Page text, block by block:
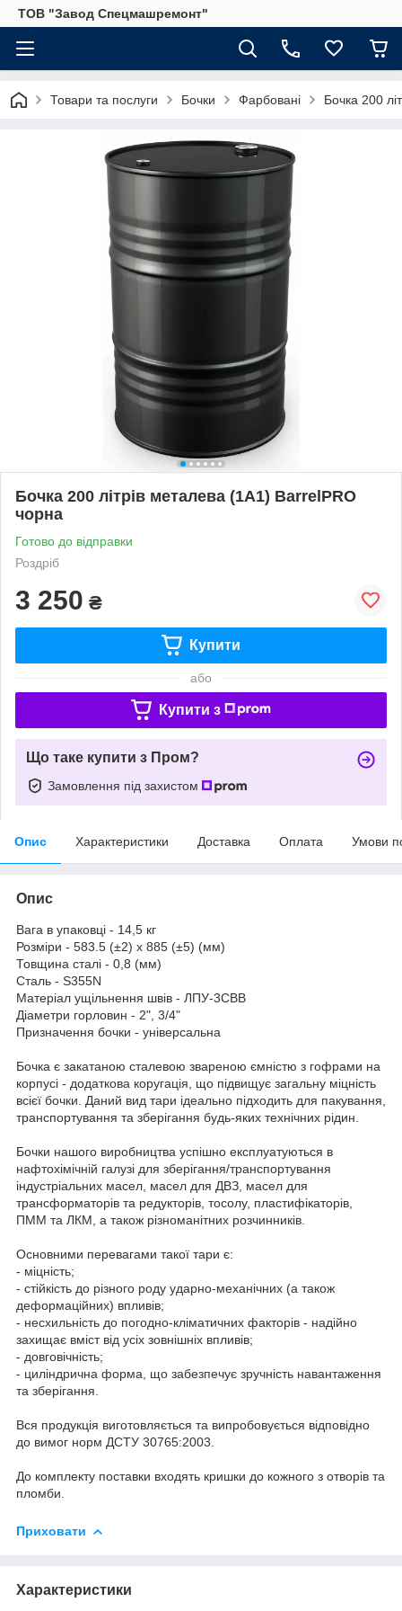
ТОВ "Завод Спецмашремонт"
Товари та послуги Бочки Фарбовані Бочка 200
Бочка 200 літрів металева (1A1) BarrelPRO
чорна
Готово до відправки
Роздріб
3 250 ₴
Купити
або
Купити з
Що таке купити з Пром?
Замовлення під захистом
Опис Характеристики Доставка Оплата Умови
Опис
Вага в упаковці - 14,5 кг
Розміри - 583.5 (±2) х 885 (±5) (мм)
Товщина сталі - 0,8 (мм)
Сталь - S355N
Матеріал ущільнення швів - ЛПУ-3СВВ
Діаметри горловин - 2", 3/4"
Призначення бочки - універсальна
Бочка є закатаною сталевою звареною ємністю з гофрами на
корпусі - додаткова коругація, що підвищує загальну міцність
всієї бочки. Даний вид тари ідеально підходить для пакування,
транспортування та зберігання будь-яких технічних рідин.
Бочки нашого виробництва успішно експлуатуються в
нафтохімічній галузі для зберігання/транспортування
індустріальних масел, масел для ДВЗ, масел для
трансформаторів та редукторів, тосолу, пластифікаторів,
ПММ та ЛКМ, а також різноманітних розчинників.
Основними перевагами такої тари є:
- міцність;
- стійкість до різного роду ударно-механічних (а також
деформаційних) впливів;
- несхильність до погодно-кліматичних факторів - надійно
захищає вміст від усіх зовнішніх впливів;
- довговічність;
- циліндрична форма, що забезпечує зручність навантаження
та зберігання.
Вся продукція виготовляється та випробовується відповідно
до вимог норм ДСТУ 30765:2003.
До комплекту поставки входять кришки до кожного з отворів та
пломби.
Приховати
Характеристики